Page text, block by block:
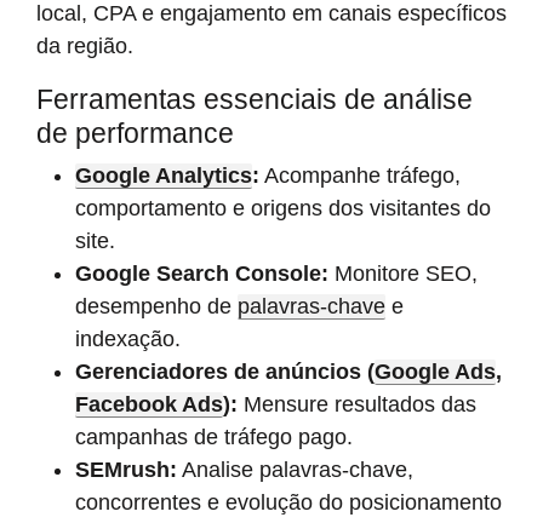
local, CPA e engajamento em canais específicos
da região.
Ferramentas essenciais de análise
de performance
Google Analytics: Acompanhe tráfego,
comportamento e origens dos visitantes do
site.
Google Search Console: Monitore SEO,
desempenho de palavras-chave e
indexação.
Gerenciadores de anúncios (Google Ads,
Facebook Ads): Mensure resultados das
campanhas de tráfego pago.
SEMrush: Analise palavras-chave,
concorrentes e evolução do posicionamento